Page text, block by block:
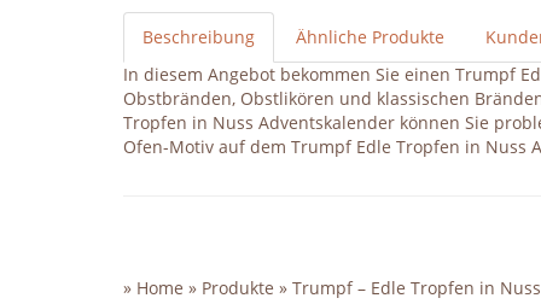
Beschreibung Ähnliche Produkte
In diesem Angebot bekommen Sie einen Trumpf
Obstbränden, Obstlikören und klassischen
Tropfen in Nuss Adventskalender können Sie
Ofen-Motiv auf dem Trumpf Edle Tropfen in Nuss
» Home » Produkte » Trumpf – Edle Tropfen in